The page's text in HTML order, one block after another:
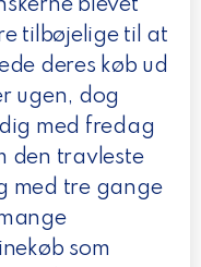
blevet
tilbøjelige til at
deres køb ud
ugen, dog
med fredag
den travleste
med tre gange
som